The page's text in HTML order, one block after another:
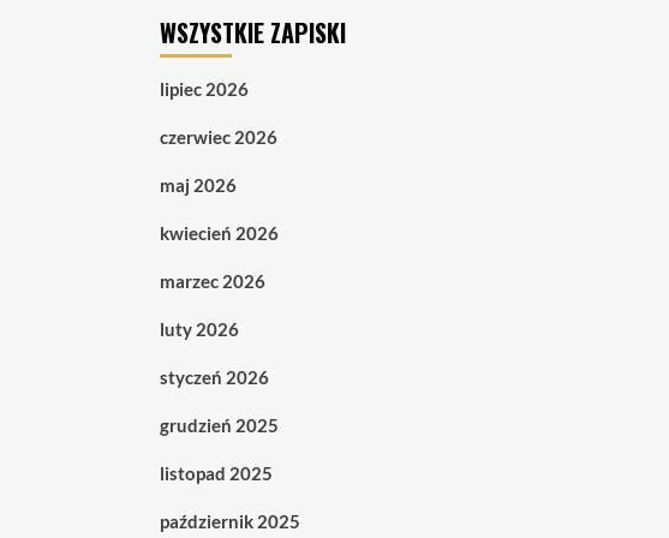
WSZYSTKIE ZAPISKI
lipiec 2026
czerwiec 2026
maj 2026
kwiecień 2026
marzec 2026
luty 2026
styczeń 2026
grudzień 2025
listopad 2025
październik 2025